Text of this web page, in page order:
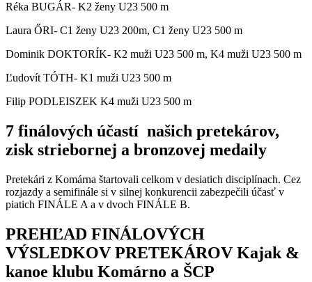
Réka BUGÁR- K2 ženy U23 500 m
Laura ŐRI- C1 ženy U23 200m, C1 ženy U23 500 m
Dominik DOKTORÍK- K2 muži U23 500 m, K4 muži U23 500 m
Ľudovít TÓTH- K1 muži U23 500 m
Filip PODLEISZEK K4 muži U23 500 m
7 finálových účastí našich pretekárov,
zisk striebornej a bronzovej medaily
Pretekári z Komárna štartovali celkom v desiatich disciplínach. Cez
rozjazdy a semifinále si v silnej konkurencii zabezpečili účasť v
piatich FINÁLE A a v dvoch FINÁLE B.
PREHĽAD FINÁLOVÝCH
VÝSLEDKOV PRETEKÁROV Kajak &
kanoe klubu Komárno a ŠCP